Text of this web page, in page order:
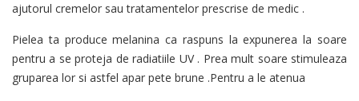
ajutorul cremelor sau tratamentelor prescrise de medic .
Pielea ta produce melanina ca raspuns la expunerea la soare
pentru a se proteja de radiatiile UV . Prea mult soare stimuleaza
gruparea lor si astfel apar pete brune .Pentru a le atenua